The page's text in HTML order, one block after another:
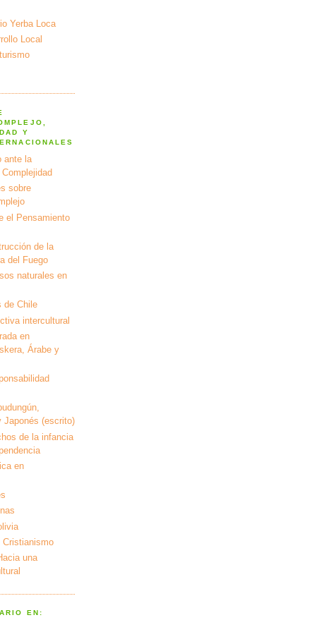
Yerba Loca
Local
Y
ante la
sobre
el Pensamiento
de la
del Fuego
naturales en
de Chile
intercultural
en
Árabe y
Japonés (escrito)
de la infancia
en
Cristianismo
una
EN: